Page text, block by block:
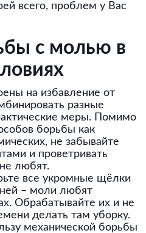
всего, проблем у Вас
с молью в
на избавление от
разные
меры. Помимо
борьбы как
не забывайте
и проветривать
любят.
все укромные щёлки
– моли любят
Обрабатывайте их и не
делать там уборку.
механической борьбы